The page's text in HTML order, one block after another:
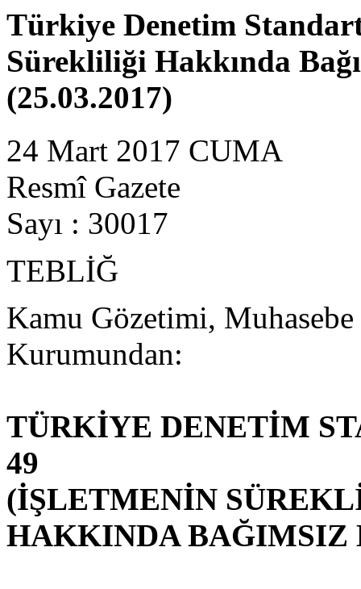
Türkiye Denetim
Sürekliliği Hakkında
(25.03.2017)
24 Mart 2017 CUMA
Resmî Gazete
Sayı : 30017
TEBLİĞ
Kamu Gözetimi,
Kurumundan:
TÜRKİYE DENETİM
49
(İŞLETMENİN
HAKKINDA BAĞIMSIZ